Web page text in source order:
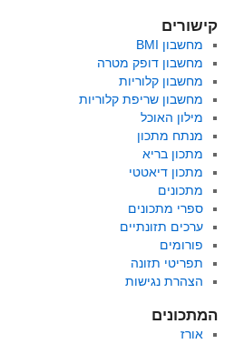
קישורים
מחשבון BMI
מחשבון דופק מטרה
מחשבון קלוריות
מחשבון שריפת קלוריות
מילון האוכל
מנתח מתכון
מתכון בריא
מתכון דיאטטי
מתכונים
ספרי מתכונים
ערכים תזונתיים
פורומים
תפריטי תזונה
הצהרת נגישות
המתכונים
אורז